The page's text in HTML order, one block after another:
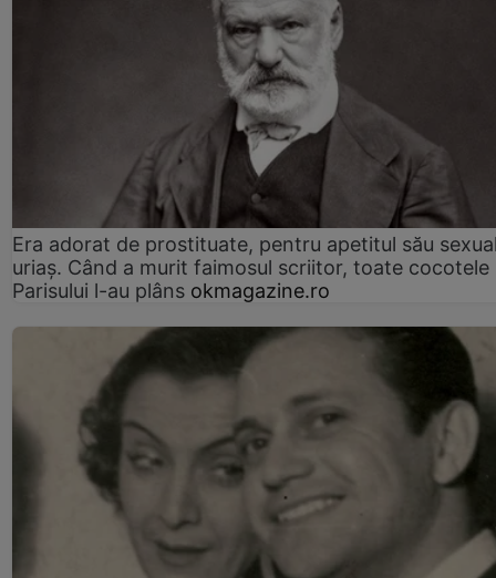
Era adorat de prostituate, pentru apetitul său
uriaș. Când a murit faimosul scriitor, toate cocotele
Parisului l-au plâns okmagazine.ro